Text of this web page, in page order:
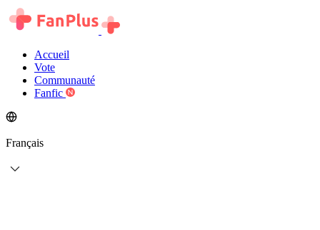
Accueil
Vote
Communauté
Fanfic
Français